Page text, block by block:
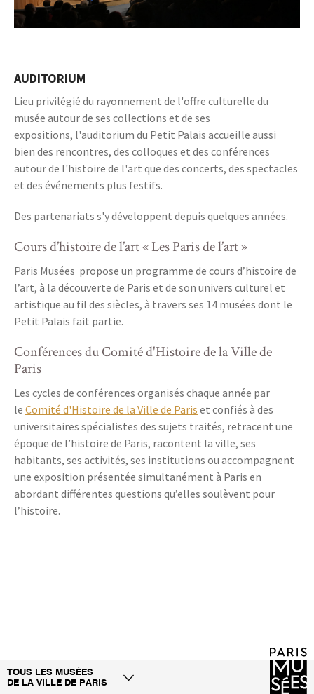
AUDITORIUM
Lieu privilégié du rayonnement de l'offre culturelle du
musée autour de ses collections et de ses
expositions, l'auditorium du Petit Palais accueille aussi
bien des rencontres, des colloques et des conférences
autour de l'histoire de l'art que des concerts, des spectacles
et des événements plus festifs.
Des partenariats s'y développent depuis quelques années.
Cours d’histoire de l’art « Les Paris de l’art »
Paris Musées propose un programme de cours d’histoire de
l’art, à la découverte de Paris et de son univers culturel et
artistique au fil des siècles, à travers ses 14 musées dont le
Petit Palais fait partie.
Conférences du Comité d'Histoire de la Ville de
Paris
Les cycles de conférences organisés chaque année par
le Comité d'Histoire de la Ville de Paris et confiés à des
universitaires spécialistes des sujets traités, retracent une
époque de l’histoire de Paris, racontent la ville, ses
habitants, ses activités, ses institutions ou accompagnent
une exposition présentée simultanément à Paris en
abordant différentes questions qu’elles soulèvent pour
l’histoire.
TOUS LES MUSÉES
DE LA VILLE DE PARIS